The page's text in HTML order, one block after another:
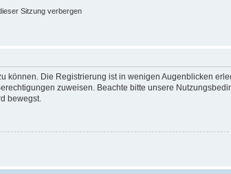
Sitzung verbergen
können. Die Registrierung ist in wenigen Augenblicken
zuweisen. Beachte bitte unsere
bewegst.